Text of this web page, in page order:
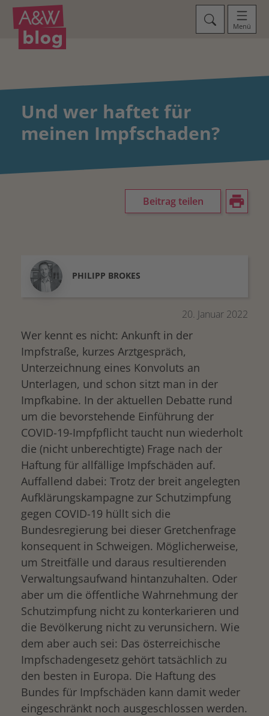
Menü
Und wer haftet für
meinen Impfschaden?
Beitrag teilen
PHILIPP BROKES
20. Januar 2022
Wer kennt es nicht: Ankunft in der
Impfstraße, kurzes Arztgespräch,
Unterzeichnung eines Konvoluts an
Unterlagen, und schon sitzt man in der
Impfkabine. In der aktuellen Debatte rund
um die bevorstehende Einführung der
COVID-19-Impfpflicht taucht nun wiederholt
die (nicht unberechtigte) Frage nach der
Haftung für allfällige Impfschäden auf.
Auffallend dabei: Trotz der breit angelegten
Aufklärungskampagne zur Schutzimpfung
gegen COVID-19 hüllt sich die
Bundesregierung bei dieser Gretchenfrage
konsequent in Schweigen. Möglicherweise,
um Streitfälle und daraus resultierenden
Verwaltungsaufwand hintanzuhalten. Oder
aber um die öffentliche Wahrnehmung der
Schutzimpfung nicht zu konterkarieren und
die Bevölkerung nicht zu verunsichern. Wie
dem aber auch sei: Das österreichische
Impfschadengesetz gehört tatsächlich zu
den besten in Europa. Die Haftung des
Bundes für Impfschäden kann damit weder
eingeschränkt noch ausgeschlossen werden.